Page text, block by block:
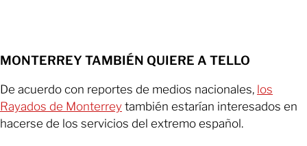
MONTERREY TAMBIÉN QUIERE A TELLO
De acuerdo con reportes de medios nacionales, los
Rayados de Monterrey también estarían interesados en
hacerse de los servicios del extremo español.